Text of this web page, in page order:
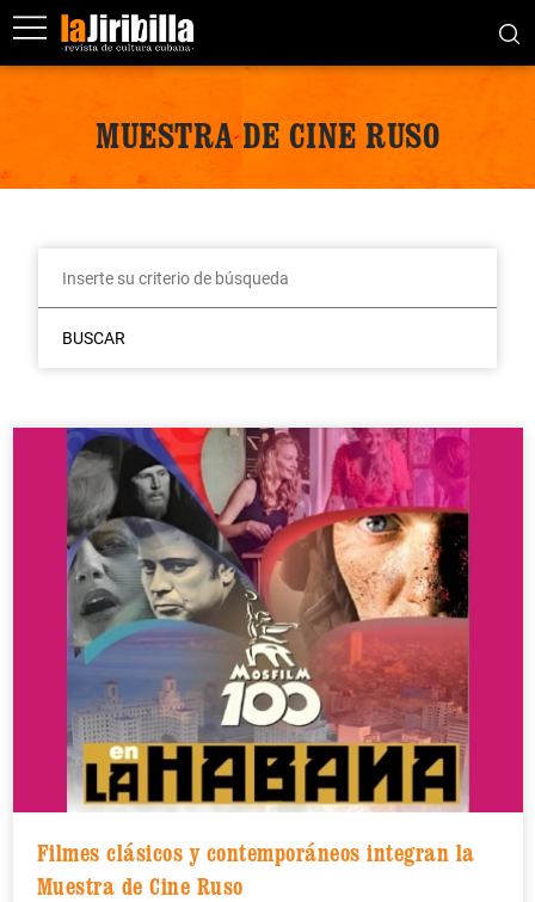
MUESTRA DE CINE RUSO
BUSCAR
Filmes clásicos y contemporáneos integran la
Muestra de Cine Ruso